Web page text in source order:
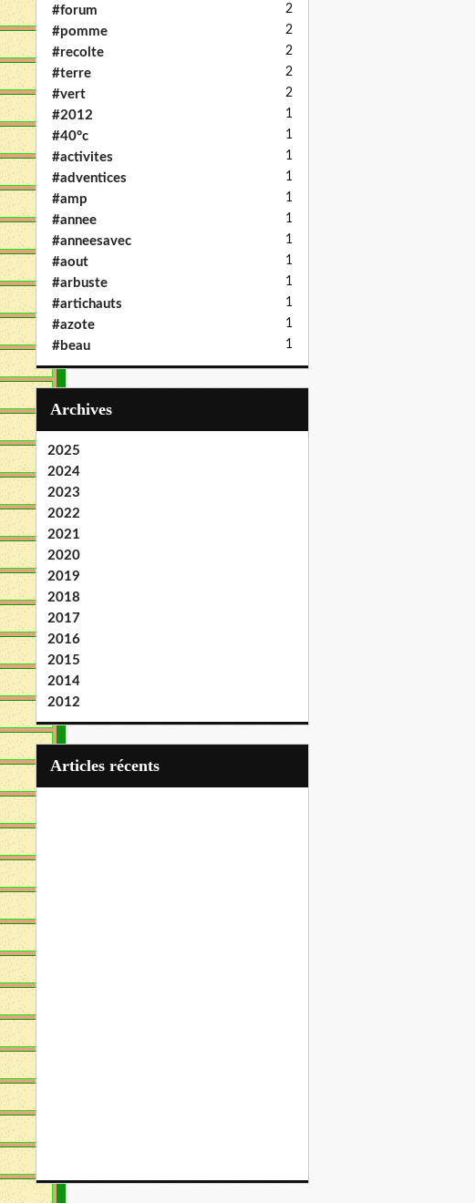
#forum 2
#pomme 2
#recolte 2
#terre 2
#vert 2
#2012 1
#40°c 1
#activites 1
#adventices 1
#amp 1
#annee 1
#anneesavec 1
#aout 1
#arbuste 1
#artichauts 1
#azote 1
#beau 1
Archives
2025
2024
2023
2022
2021
2020
2019
2018
2017
2016
2015
2014
2012
articles récents